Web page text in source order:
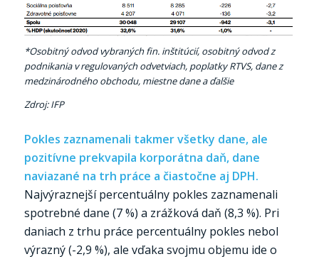
*Osobitný odvod vybraných fin. inštitúcií, osobitný odvod z
podnikania v regulovaných odvetviach, poplatky RTVS, dane z
medzinárodného obchodu, miestne dane a ďalšie
Zdroj: IFP
Pokles zaznamenali takmer všetky dane, ale
pozitívne prekvapila korporátna daň, dane
naviazané na trh práce a čiastočne aj DPH.
Najvýraznejší percentuálny pokles zaznamenali
spotrebné dane (7 %) a zrážková daň (8,3 %). Pri
daniach z trhu práce percentuálny pokles nebol
výrazný (-2,9 %), ale vďaka svojmu objemu ide o